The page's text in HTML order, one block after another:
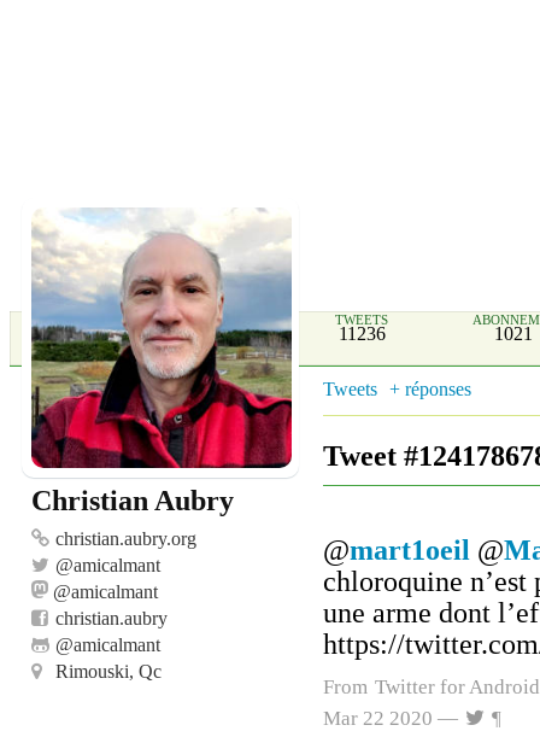
TWEETS
11236 1021
Christian Aubry
christian.aubry.org
@amicalmant
@amicalmant
christian.aubry
@amicalmant
Rimouski, Qc
Tweets + réponses
Tweet
@mart1oeil @
chloroquine n’est
une arme dont
https://
From Twitter for Android
Mar 22 2020 —
¶